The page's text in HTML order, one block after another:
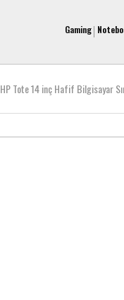
Gaming
HP Tote 14 inç Hafif Bilgisayar